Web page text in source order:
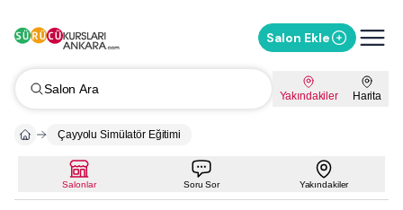
Salon Ekle
Salon Ara Yakındakiler Harita
Çayyolu Simülatör Eğitimi
Salonlar Soru Sor Yakındakiler